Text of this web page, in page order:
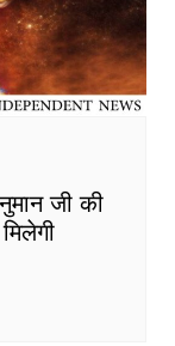
जी की